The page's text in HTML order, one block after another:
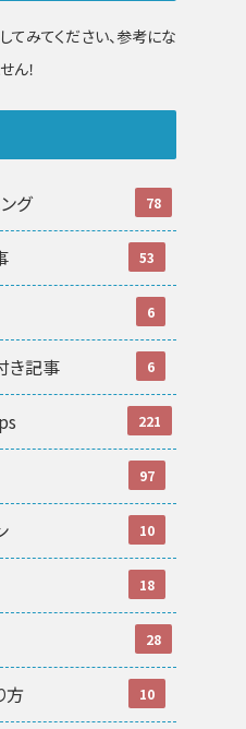
みてください、参考にな
ん！
グ 78
53
6
き記事 6
221
97
10
18
28
方 10